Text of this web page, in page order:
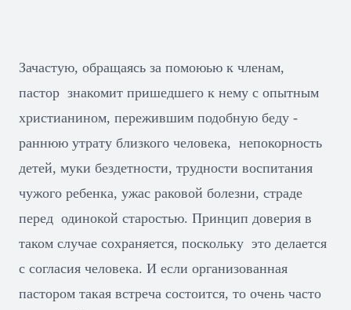
Зачастую, обращаясь за помоюью к членам,
пастор знакомит пришедшего к нему с опытным
христианином, пережившим подобную беду -
раннюю утрату близкого человека, непокорность
детей, муки бездетности, трудности воспитания
чужого ребенка, ужас раковой болезни, страде
перед одинокой старостью. Принцип доверия в
таком случае сохраняется, поскольку это делается
с согласия человека. И если организованная
пастором такая встреча состоится, то очень часто